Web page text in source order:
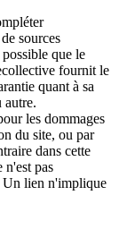
sources
que le
fournit le
quant à sa
autre.
les dommages
du site, ou par
dans cette
n'est pas
Un lien n'implique